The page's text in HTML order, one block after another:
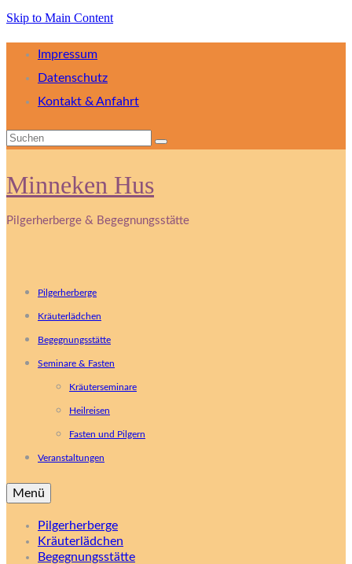
Skip to Main Content
Impressum
Datenschutz
Kontakt & Anfahrt
Suchen
Minneken Hus
Pilgerherberge & Begegnungsstätte
Pilgerherberge
Kräuterlädchen
Begegnungsstätte
Seminare & Fasten
Kräuterseminare
Heilreisen
Fasten und Pilgern
Veranstaltungen
Menü
Pilgerherberge
Kräuterlädchen
Begegnungsstätte